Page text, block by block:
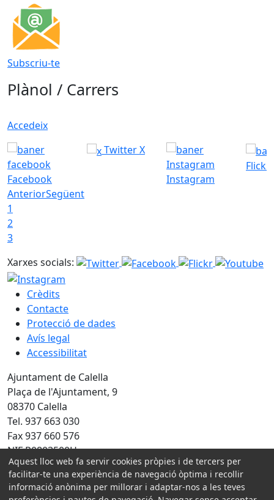
Subscriu-te
Plànol / Carrers
Accedeix
Facebook
Twitter X
Instagram
Flickr
AnteriorSegüent
1
2
3
Xarxes socials:
Crèdits
Contacte
Protecció de dades
Avís legal
Accessibilitat
Ajuntament de Calella
Plaça de l'Ajuntament, 9
08370 Calella
Tel. 937 663 030
Fax 937 660 576
NIF P0803500H
Amb la col·laboració de:
Aquest lloc web fa servir cookies pròpies i de tercers per
facilitar-te una experiència de navegació òptima i recollir
informació anònima per millorar i adaptar-nos a les teves